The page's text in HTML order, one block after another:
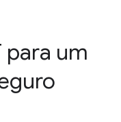
para um